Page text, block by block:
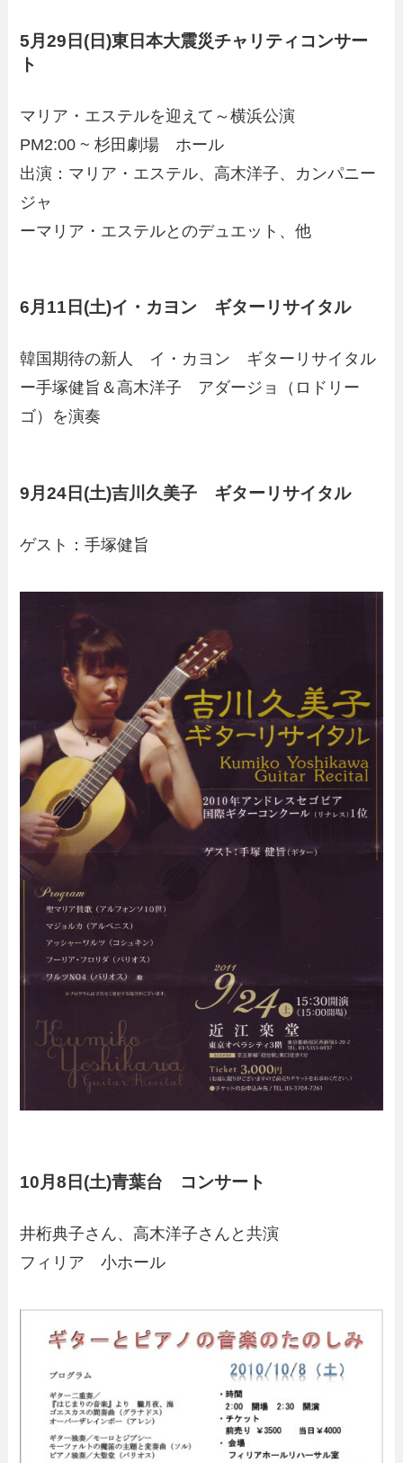
5月29日(日)東日本大震災チャリティコンサー
ト
マリア・エステルを迎えて～横浜公演
PM2:00 ~ 杉田劇場 ホール
出演：マリア・エステル、高木洋子、カンパニー
ジャ
ーマリア・エステルとのデュエット、他
6月11日(土)イ・カヨン ギターリサイタル
韓国期待の新人 イ・カヨン ギターリサイタル
ー手塚健旨＆高木洋子 アダージョ（ロドリー
ゴ）を演奏
9月24日(土)吉川久美子 ギターリサイタル
ゲスト：手塚健旨
10月8日(土)青葉台 コンサート
井桁典子さん、高木洋子さんと共演
フィリア 小ホール